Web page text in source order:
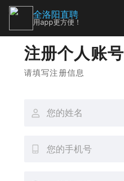
注册个人账号
请填写注册信息
全洛阳直聘
用app更方便！